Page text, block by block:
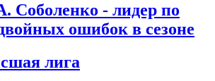
Соболенко - лидер по
ошибок в сезоне
лига